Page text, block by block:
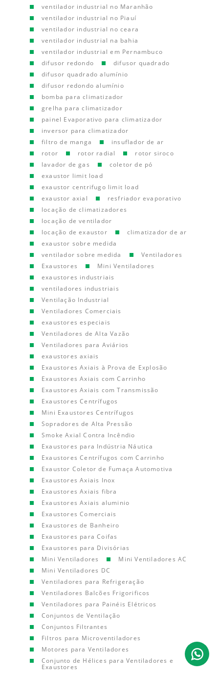
ventilador industrial no Maranhão
ventilador industrial no Piauí
ventilador industrial no ceara
ventilador industrial na bahia
ventilador industrial em Pernambuco
difusor redondo
difusor quadrado
difusor quadrado alumínio
difusor redondo alumínio
bomba para climatizador
grelha para climatizador
painel Evaporativo para climatizador
inversor para climatizador
filtro de manga
insuflador de ar
rotor
rotor radial
rotor siroco
lavador de gas
coletor de pó
exaustor limit load
exaustor centrifugo limit load
exaustor axial
resfriador evaporativo
locação de climatizadores
locação de ventilador
locação de exaustor
climatizador de ar
exaustor sobre medida
ventilador sobre medida
Ventiladores
Exaustores
Mini Ventiladores
exaustores industriais
ventiladores industriais
Ventilação Industrial
Ventiladores Comerciais
exaustores especiais
Ventiladores de Alta Vazão
Ventiladores para Aviários
exaustores axiais
Exaustores Axiais à Prova de Explosão
Exaustores Axiais com Carrinho
Exaustores Axiais com Transmissão
Exaustores Centrífugos
Mini Exaustores Centrífugos
Sopradores de Alta Pressão
Smoke Axial Contra Incêndio
Exaustores para Indústria Náutica
Exaustores Centrífugos com Carrinho
Exaustor Coletor de Fumaça Automotiva
Exaustores Axiais Inox
Exaustores Axiais fibra
Exaustores Axiais aluminio
Exaustores Comerciais
Exaustores de Banheiro
Exaustores para Coifas
Exaustores para Divisórias
Mini Ventiladores
Mini Ventiladores AC
Mini Ventiladores DC
Ventiladores para Refrigeração
Ventiladores Balcões Frigorificos
Ventiladores para Painéis Elétricos
Conjuntos de Ventilação
Conjuntos Filtrantes
Filtros para Microventiladores
Motores para Ventiladores
Conjunto de Hélices para Ventiladores e
Exaustores